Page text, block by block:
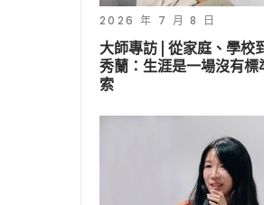
2026 年 7 月 8 日
大師專訪 | 從家庭、學校
秀蘭：生涯是一場沒有標
索